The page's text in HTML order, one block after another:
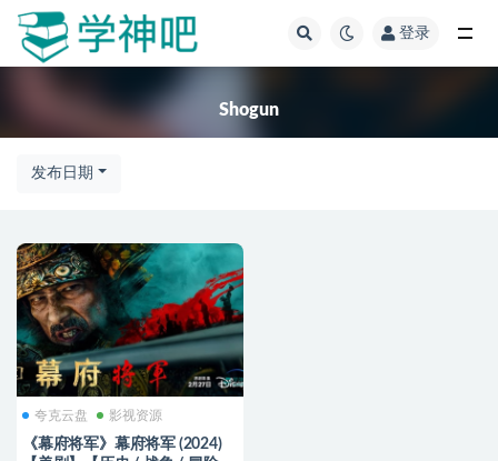
登录
Shogun
发布日期
夸克云盘 影视资源
《幕府将军》幕府将军 (2024)